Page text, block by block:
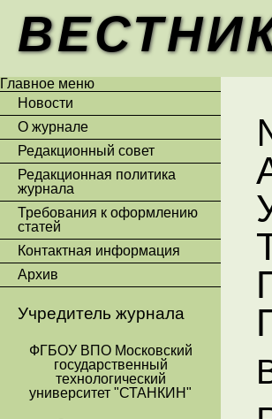
Главное меню
Новости
О журнале
Редакционный совет
Редакционная политика
журнала
Требования к оформлению
статей
Контактная информация
Архив
Учредитель журнала
ФГБОУ ВПО Московский
государственный
технологический
университет "СТАНКИН"